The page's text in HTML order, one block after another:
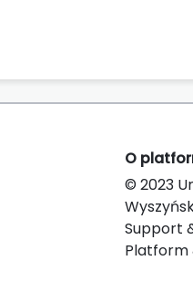
O
© 2023
Support
Platform